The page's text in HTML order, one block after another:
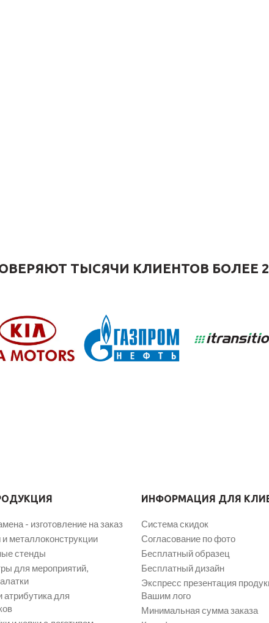
ТЫСЯЧИ КЛИЕНТОВ БОЛЕЕ
- изготовление на заказ
металлоконструкции
стенды
для мероприятий,
для
ИНФОРМАЦИЯ ДЛЯ
Система скидок
Согласование по фото
Бесплатный образец
Бесплатный дизайн
Экспресс презентация
Вашим лого
Минимальная сумма заказа